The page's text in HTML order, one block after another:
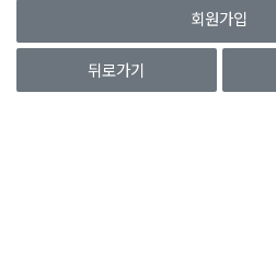
회원가입
뒤로가기